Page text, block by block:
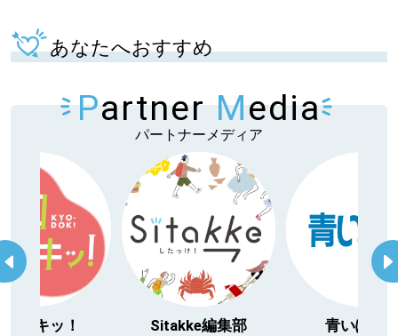
あなたへおすすめ
Partner Media
パートナーメディア
編集部 青いぽすと
「北海道３大